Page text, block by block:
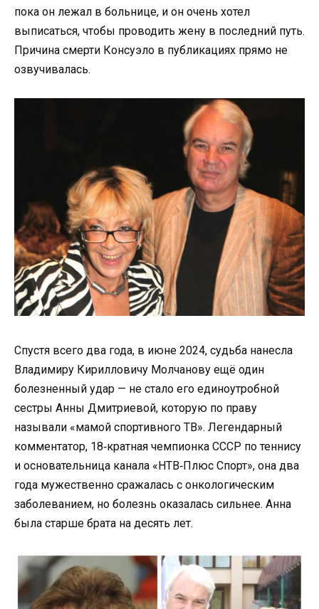
пока он лежал в больнице, и он очень хотел
выписаться, чтобы проводить жену в последний путь.
Причина смерти Консуэло в публикациях прямо не
озвучивалась.
Спустя всего два года, в июне 2024, судьба нанесла
Владимиру Кирилловичу Молчанову ещё один
болезненный удар — не стало его единоутробной
сестры Анны Дмитриевой, которую по праву
называли «мамой спортивного ТВ». Легендарный
комментатор, 18‑кратная чемпионка СССР по теннису
и основательница канала «НТВ‑Плюс Спорт», она два
года мужественно сражалась с онкологическим
заболеванием, но болезнь оказалась сильнее. Анна
была старше брата на десять лет.